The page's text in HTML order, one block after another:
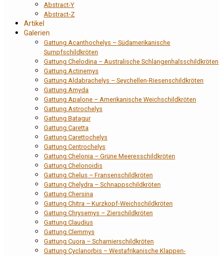
Abstract-Y
Abstract-Z
Artikel
Galerien
Gattung Acanthochelys – Südamerikanische
Sumpfschildkröten
Gattung Chelodina – Australische Schlangenhalsschildkröten
Gattung Actinemys
Gattung Aldabrachelys – Seychellen-Riesenschildkröten
Gattung Amyda
Gattung Apalone – Amerikanische Weichschildkröten
Gattung Astrochelys
Gattung Batagur
Gattung Caretta
Gattung Carettochelys
Gattung Centrochelys
Gattung Chelonia – Grüne Meeresschildkröten
Gattung Chelonoidis
Gattung Chelus – Fransenschildkröten
Gattung Chelydra – Schnappschildkröten
Gattung Chersina
Gattung Chitra – Kurzkopf-Weichschildkröten
Gattung Chrysemys – Zierschildkröten
Gattung Claudius
Gattung Clemmys
Gattung Cuora – Scharnierschildkröten
Gattung Cyclanorbis – Westafrikanische Klappen-